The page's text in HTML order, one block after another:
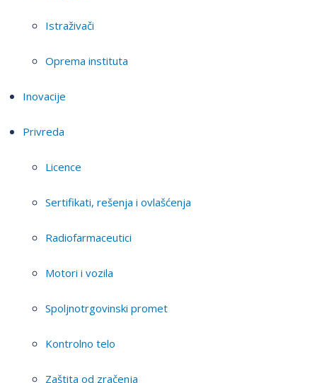
Istraživači
Oprema instituta
Inovacije
Privreda
Licence
Sertifikati, rešenja i ovlašćenja
Radiofarmaceutici
Motori i vozila
Spoljnotrgovinski promet
Kontrolno telo
Zaštita od zračenja